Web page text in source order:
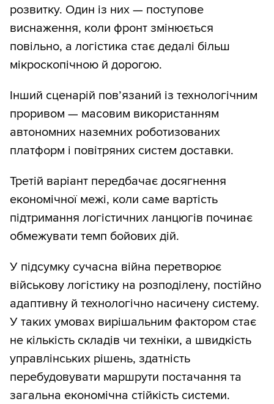
розвитку. Один із них — поступове
виснаження, коли фронт змінюється
повільно, а логістика стає дедалі більш
мікроскопічною й дорогою.
Інший сценарій пов’язаний із технологічним
проривом — масовим використанням
автономних наземних роботизованих
платформ і повітряних систем доставки.
Третій варіант передбачає досягнення
економічної межі, коли саме вартість
підтримання логістичних ланцюгів починає
обмежувати темп бойових дій.
У підсумку сучасна війна перетворює
військову логістику на розподілену, постійно
адаптивну й технологічно насичену систему.
У таких умовах вирішальним фактором стає
не кількість складів чи техніки, а швидкість
управлінських рішень, здатність
перебудовувати маршрути постачання та
загальна економічна стійкість системи.